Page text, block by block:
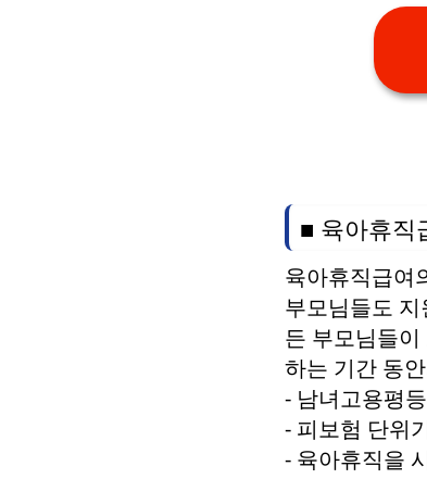
■ 육아휴직
육아휴직급여
부모님들도
든 부모님들
하는 기간 동
- 남녀고용평
- 피보험 단위
- 육아휴직을